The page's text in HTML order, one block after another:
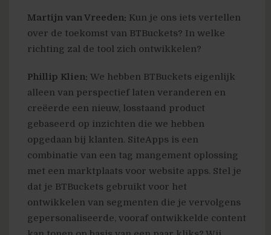
Martijn van Vreeden: Kun je ons iets vertellen
over de toekomst van BTBuckets? In welke
richting zal de tool zich ontwikkelen?
Phillip Klien: We hebben BTBuckets eigenlijk
alleen van perspectief laten veranderen en
creëerde een nieuw, losstaand product
gebaseerd op inzichten die we hebben
opgedaan bij klanten. SiteApps is een
combinatie van een tag mangement oplossing
met een marktplaats voor website apps. Stel je
dat je BTBuckets gebruikt voor het
ontwikkelen van segmenten die je vervolgens
gepersonaliseerde, vooraf ontwikkelde content